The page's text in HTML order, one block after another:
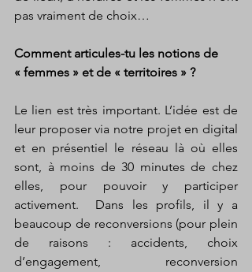
pas vraiment de choix…
Comment articules-tu les notions de
« femmes » et de « territoires » ?
Le lien est très important. L’idée est de
leur proposer via notre projet en digital
et en présentiel le réseau là où elles
sont, à moins de 30 minutes de chez
elles, pour pouvoir y participer
activement.  Dans les profils, il y a
beaucoup de reconversions (pour plein
de raisons : accidents, choix
d’engagement, reconversion